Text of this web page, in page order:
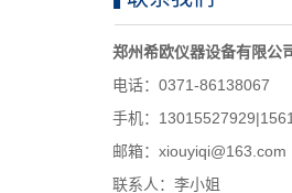
郑州希欧仪器设备有限公
电话：0371-86138067
手机：
邮箱：xiouyiqi@163.com
联系人：李小姐